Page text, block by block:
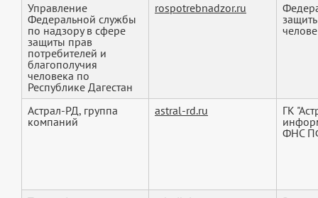
Управление
Федеральной службы
по надзору в сфере
защиты прав
потребителей и
благополучия
человека по
Республике Дагестан
rospotrebnadzor.ru
Астрал-РД, группа
компаний
astral-rd.ru
ГК
ФНС